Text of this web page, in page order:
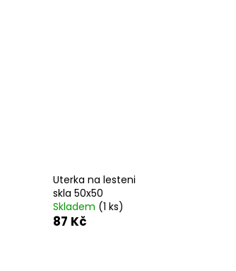
Uterka na lesteni
skla 50x50
Skladem (1 ks)
87 Kč